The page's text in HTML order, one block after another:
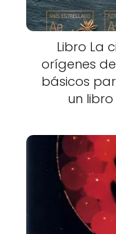
Libro La
orígenes
básicos
un